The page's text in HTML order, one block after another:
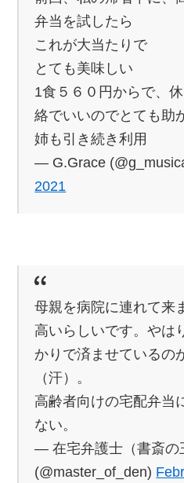
弁当を試したら
これが大当たりで
とても美味しい
1食５６０円からで、
絡でいいのでとても助
姉も引き続き利用
— G.Grace
2021
母親を病院に連れて来
高いらしいです。やは
かりで済ませているの
（汗）。
高齢者向けの宅配弁当
ない。
— 在宅弁護士（書斎の
(@master_of_den)